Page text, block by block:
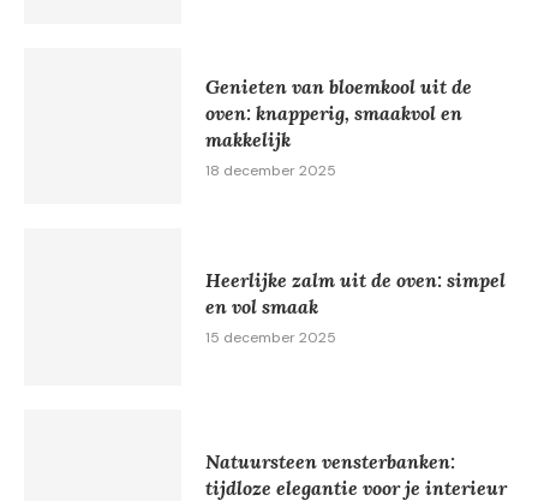
Genieten van bloemkool uit de
oven: knapperig, smaakvol en
makkelijk
18 december 2025
Heerlijke zalm uit de oven: simpel
en vol smaak
15 december 2025
Natuursteen vensterbanken:
tijdloze elegantie voor je interieur